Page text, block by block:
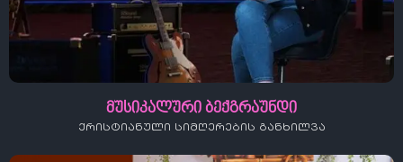
მუსიკალური ბექგრაუნდი
ქრისტიანული სიმღერების განხილვა